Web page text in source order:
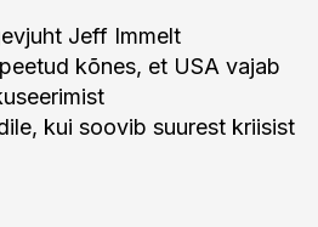
Jeff Immelt
kõnes, et USA vajab
kui soovib suurest kriisist